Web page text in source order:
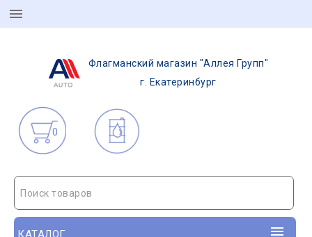
Флагманский магазин "Аллея Групп"
г. Екатеринбург
0
Поиск товаров
КАТАЛОГ